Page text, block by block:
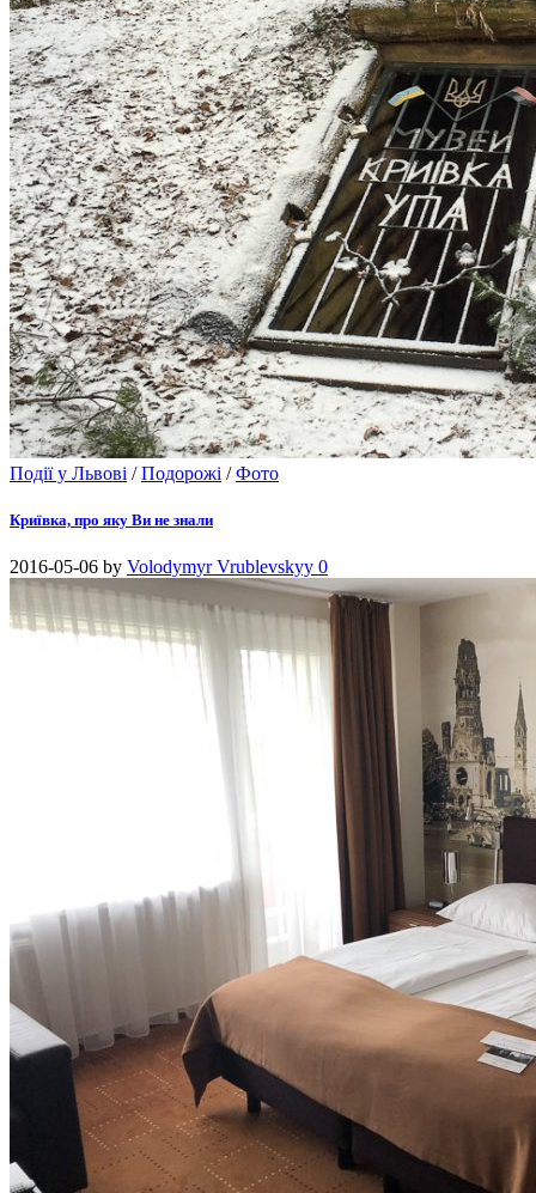
Події у Львові /Подорожі /Фото
Криївка, про яку Ви не знали
2016-05-06 by Volodymyr Vrublevskyy 0